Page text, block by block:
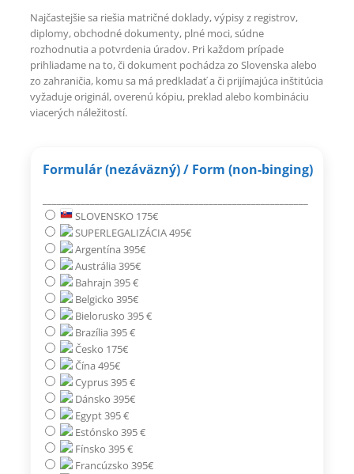
Najčastejšie sa riešia matričné doklady, výpisy z registrov,
diplomy, obchodné dokumenty, plné moci, súdne
rozhodnutia a potvrdenia úradov. Pri každom prípade
prihliadame na to, či dokument pochádza zo Slovenska alebo
zo zahraničia, komu sa má predkladať a či prijímajúca inštitúcia
vyžaduje originál, overenú kópiu, preklad alebo kombináciu
viacerých náležitostí.
Formulár (nezáväzný) / Form (non-binging)
SLOVENSKO 175€
SUPERLEGALIZÁCIA 495€
Argentína 395€
Austrália 395€
Bahrajn 395 €
Belgicko 395€
Bielorusko 395 €
Brazília 395 €
Česko 175€
Čína 495€
Cyprus 395 €
Dánsko 395€
Egypt 395 €
Estónsko 395 €
Fínsko 395 €
Francúzsko 395€